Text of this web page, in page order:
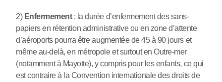
2) Enfermement: la durée d’enfermement des sans-
papiers en rétention administrative ou en zone d’attente
d’aéroports pourra être augmentée de 45 à 90 jours et
même au-delà, en métropole et surtout en Outre-mer
(notamment à Mayotte), y compris pour les enfants, ce qui
est contraire à la Convention internationale des droits de